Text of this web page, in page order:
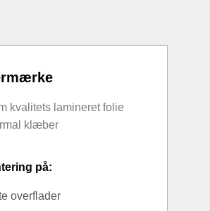
kvalitets lamineret folie
klæber
på:
overflader